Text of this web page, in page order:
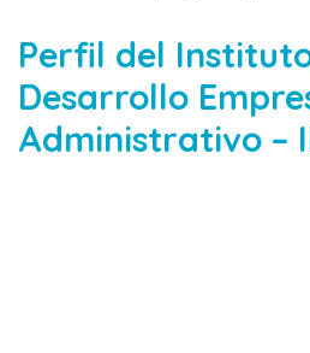
Perfil del
Desarrollo
Administrativo –